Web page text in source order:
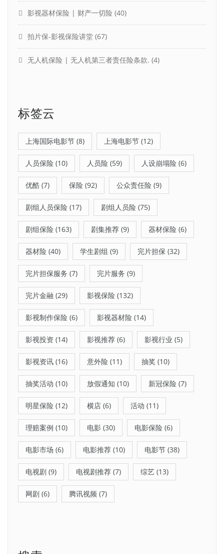
影视器材保险 | 财产一切险 (40)
拍片保-影视保险讲堂 (67)
无人机保险 | 无人机第三者责任险条款. (4)
标签云
上海国际电影节 (8) 上海电影节 (12)
人员保险 (10) 人员险 (59) 人设崩塌险 (6)
优酷 (7) 保险 (92) 公众责任险 (9)
剧组人员保险 (17) 剧组人员险 (75)
剧组保险 (163) 剧集推荐 (9) 器材保险 (6)
器材险 (40) 学生剧组 (9) 完片担保 (32)
完片担保服务 (7) 完片服务 (9)
完片金融 (29) 影视保险 (132)
影视制作保险 (6) 影视器材险 (14)
影视投资 (14) 影视推荐 (6) 影视行业 (5)
影视资讯 (16) 意外险 (11) 抽奖 (10)
抽奖活动 (10) 放假通知 (10) 新冠保险 (7)
明星保险 (12) 横店 (6) 活动 (11)
理赔案例 (10) 电影 (30) 电影保险 (6)
电影市场 (6) 电影推荐 (10) 电影节 (38)
电视剧 (9) 电视剧推荐 (7) 综艺 (13)
网剧 (6) 腾讯视频 (7)